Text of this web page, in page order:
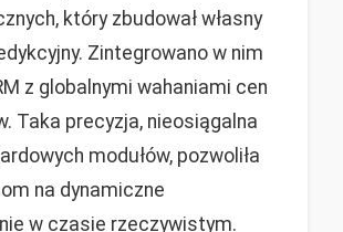
który zbudował własny
Zintegrowano w nim
z globalnymi wahaniami cen
Taka precyzja, nieosiągalna
modułów, pozwoliła
na dynamiczne
w czasie rzeczywistym.